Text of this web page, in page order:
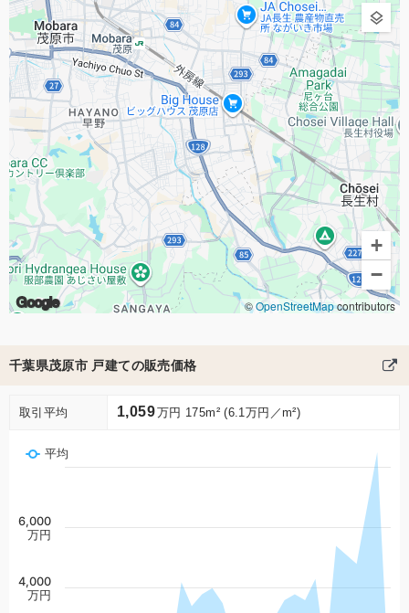
Google
+
−
©OpenStreetMapcontributors
千葉県茂原市 戸建ての販売価格
取引平均 1,059万円 175m² (6.1万円／m²)
平均
4,000
万円
6,000
万円